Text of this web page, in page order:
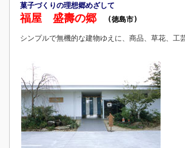
菓子づくりの理想郷めざして
福屋 盛壽の郷 (徳島市)
シンプルで無機的な建物ゆえに、商品、草花、工